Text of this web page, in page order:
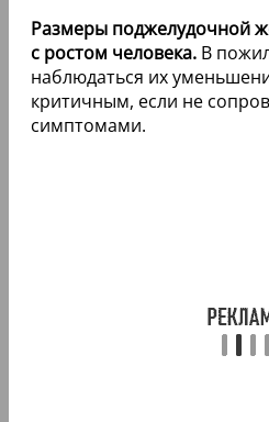
Размеры поджелудочной
с ростом человека. В
наблюдаться их
критичным, если не
симптомами.